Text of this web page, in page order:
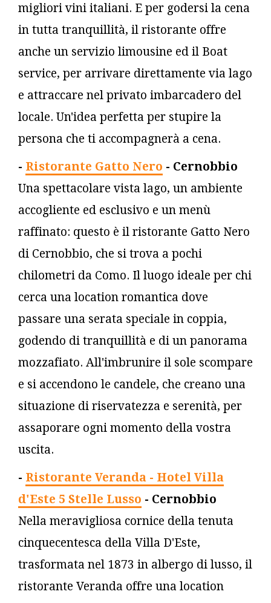
migliori vini italiani. E per godersi la cena
in tutta tranquillità, il ristorante offre
anche un servizio limousine ed il Boat
service, per arrivare direttamente via lago
e attraccare nel privato imbarcadero del
locale. Un'idea perfetta per stupire la
persona che ti accompagnerà a cena.
- Ristorante Gatto Nero - Cernobbio
Una spettacolare vista lago, un ambiente
accogliente ed esclusivo e un menù
raffinato: questo è il ristorante Gatto Nero
di Cernobbio, che si trova a pochi
chilometri da Como. Il luogo ideale per chi
cerca una location romantica dove
passare una serata speciale in coppia,
godendo di tranquillità e di un panorama
mozzafiato. All'imbrunire il sole scompare
e si accendono le candele, che creano una
situazione di riservatezza e serenità, per
assaporare ogni momento della vostra
uscita.
- Ristorante Veranda - Hotel Villa
d'Este 5 Stelle Lusso - Cernobbio
Nella meravigliosa cornice della tenuta
cinquecentesca della Villa D'Este,
trasformata nel 1873 in albergo di lusso, il
ristorante Veranda offre una location